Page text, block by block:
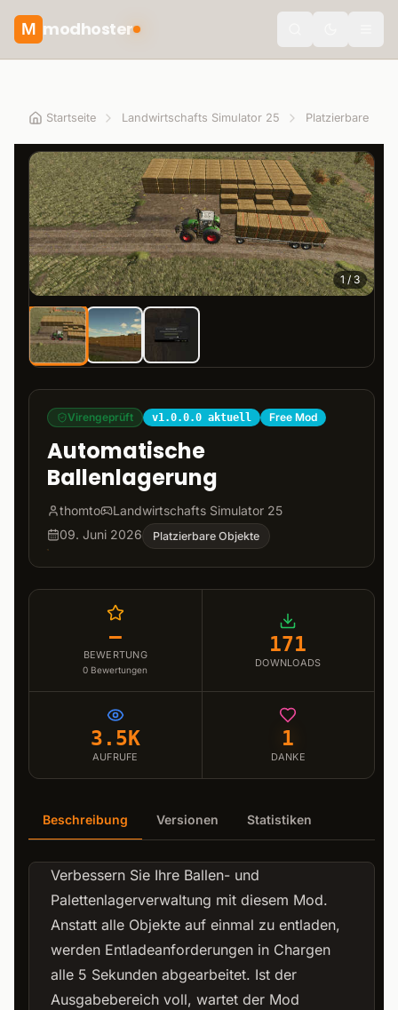
M modhoster
Startseite Landwirtschafts Simulator 25 Platzierbare
1/3
Virengeprüft v1.0.0.0 aktuell Free Mod
Automatische
Ballenlagerung
thomto
Landwirtschafts Simulator 25
09. Juni 2026
Platzierbare Objekte
–
BEWERTUNG
0 Bewertungen
171
DOWNLOADS
3.5K
AUFRUFE
1
DANKE
Beschreibung Versionen Statistiken
Verbessern Sie Ihre Ballen- und
Palettenlagerverwaltung mit diesem Mod.
Anstatt alle Objekte auf einmal zu entladen,
werden Entladeanforderungen in Chargen
alle 5 Sekunden abgearbeitet. Ist der
Ausgabebereich voll, wartet der Mod